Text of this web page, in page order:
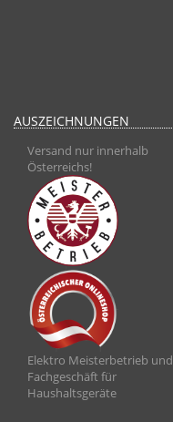
AUSZEICHNUNGEN
Versand nur innerhalb
Österreichs!
Elektro Meisterbetrieb und
Fachgeschäft für
Haushaltsgeräte